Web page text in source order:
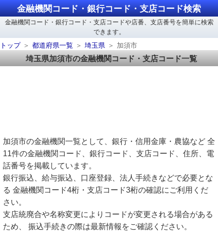
金融機関コード・銀行コード・支店コード検索
金融機関コード・銀行コード・支店コードや店番、支店番号を簡単に検索
できます。
トップ
都道府県一覧 埼玉県 加須市
埼玉県加須市の金融機関コード・支店コード一覧
加須市の金融機関一覧として、銀行・信用金庫・農協など 全
11件の金融機関コード、銀行コード、支店コード、住所、電
話番号を掲載しています。
銀行振込、給与振込、口座登録、法人手続きなどで必要とな
る 金融機関コード4桁・支店コード3桁の確認にご利用くだ
さい。
支店統廃合や名称変更によりコードが変更される場合がある
ため、 振込手続きの際は最新情報をご確認ください。